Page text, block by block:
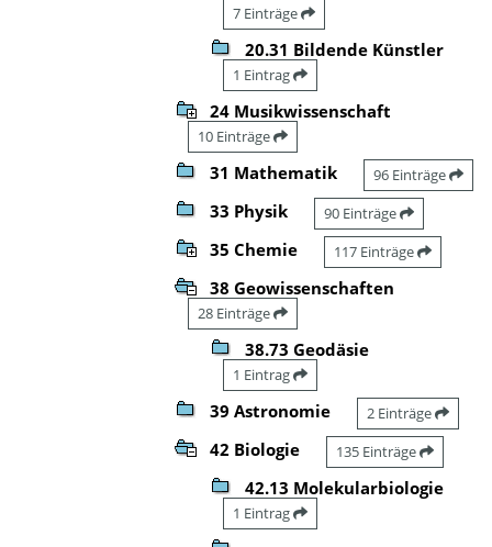
7 Einträge
20.31 Bildende Künstler
1 Eintrag
24 Musikwissenschaft
10 Einträge
31 Mathematik 96 Einträge
33 Physik 90 Einträge
35 Chemie 117 Einträge
38 Geowissenschaften
28 Einträge
38.73 Geodäsie
1 Eintrag
39 Astronomie 2 Einträge
42 Biologie 135 Einträge
42.13 Molekularbiologie
1 Eintrag